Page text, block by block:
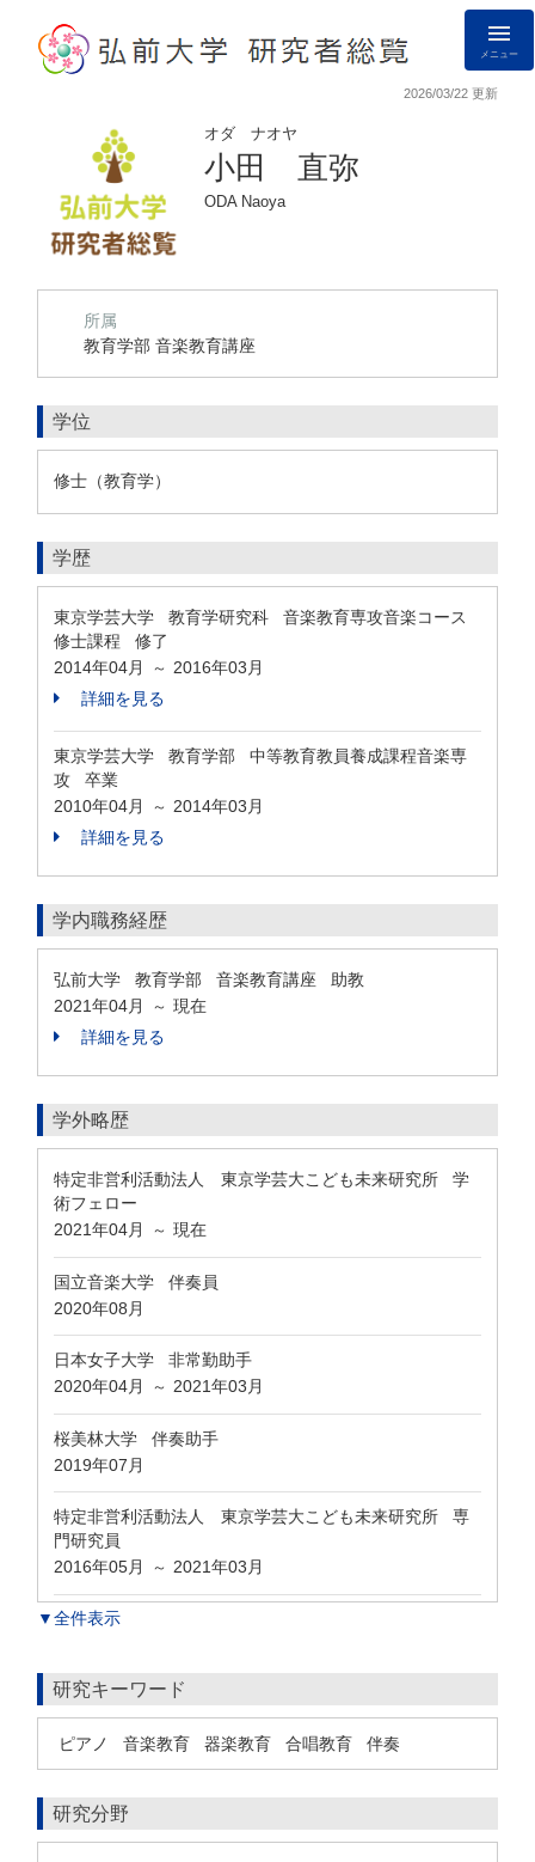
メニュー
2026/03/22 更新
オダ ナオヤ
小田 直弥
ODA Naoya
所属
教育学部 音楽教育講座
学位
修士（教育学）
学歴
東京学芸大学 教育学研究科 音楽教育専攻音楽コース
修士課程 修了
2014年04月
～ 2016年03月
詳細を見る
東京学芸大学 教育学部 中等教育教員養成課程音楽専
攻 卒業
2010年04月
～ 2014年03月
詳細を見る
学内職務経歴
弘前大学 教育学部 音楽教育講座 助教
2021年04月
～ 現在
詳細を見る
学外略歴
特定非営利活動法人 東京学芸大こども未来研究所 学
術フェロー
2021年04月
～ 現在
国立音楽大学 伴奏員
2020年08月
日本女子大学 非常勤助手
2020年04月
～ 2021年03月
桜美林大学 伴奏助手
2019年07月
特定非営利活動法人 東京学芸大こども未来研究所 専
門研究員
2016年05月
～ 2021年03月
▼全件表示
研究キーワード
ピアノ 音楽教育 器楽教育 合唱教育 伴奏
研究分野